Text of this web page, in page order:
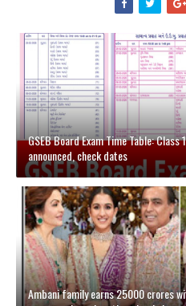
GSEB Board Exam Time Table:
announced, check dates
Ambani family earns 25000 crores